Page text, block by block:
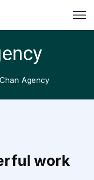
Chan Agency
work